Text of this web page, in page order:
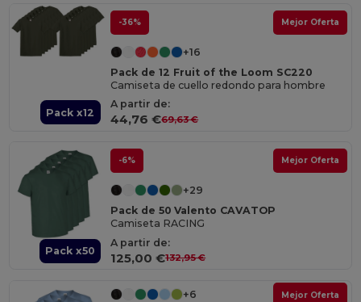
Pack x12
-36% Mejor Oferta
+16
Pack de 12 Fruit of the Loom SC220
Camiseta de cuello redondo para hombre
A partir de:
44,76 €69,63 €
Pack x50
-6% Mejor Oferta
+29
Pack de 50 Valento CAVATOP
Camiseta RACING
A partir de:
125,00 €132,95 €
Mejor Oferta
+6